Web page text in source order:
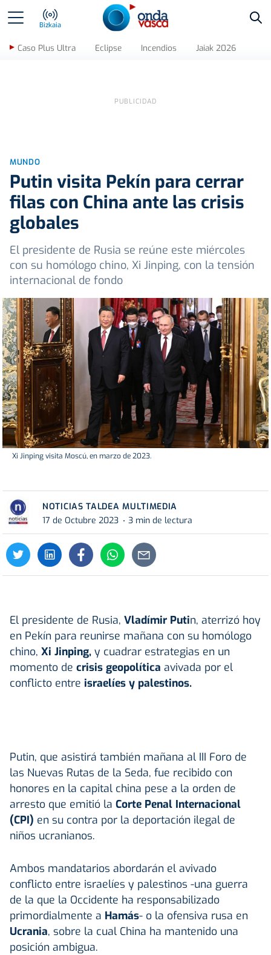
Bizkaia
Caso Plus Ultra Eclipse Incendios Jaiak 2026
MUNDO
Putin visita Pekín para cerrar
filas con China ante las crisis
globales
El presidente de Rusia se reúne este miércoles
con su homólogo chino, Xi Jinping, con la tensión
internacional de fondo
Xi Jinping visita Moscú, en marzo de 2023.
NOTICIAS TALDEA MULTIMEDIA
17 de Octubre 2023
3 min de lectura
El presidente de Rusia, Vladímir Putin, aterrizó hoy
en Pekín para reunirse mañana con su homólogo
chino, Xi Jinping, y cuadrar estrategias en un
momento de crisis geopolítica avivada por el
conflicto entre israelíes y palestinos.
Putin, que asistirá también mañana al III Foro de
las Nuevas Rutas de la Seda, fue recibido con
honores en la capital china pese a la orden de
arresto que emitió la Corte Penal Internacional
(CPI) en su contra por la deportación ilegal de
niños ucranianos.
Ambos mandatarios abordarán el avivado
conflicto entre israelíes y palestinos -una guerra
de la que la Occidente ha responsabilizado
primordialmente a Hamás- o la ofensiva rusa en
Ucrania, sobre la cual China ha mantenido una
posición ambigua.